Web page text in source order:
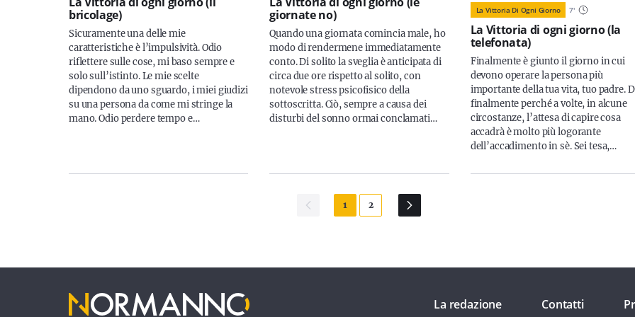
bricolage)
Sicuramente una delle mie
caratteristiche è l’impulsività. Odio
riflettere sulle cose, mi baso sempre e
solo sull’istinto. Le mie scelte
dipendono da uno sguardo, i miei giudizi
su una persona da come mi stringe la
mano. Odio perdere tempo e…
giornate no)
Quando una giornata comincia male, ho
modo di rendermene immediatamente
conto. Di solito la sveglia è anticipata di
circa due ore rispetto al solito, con
notevole stress psicofisico della
sottoscritta. Ciò, sempre a causa dei
disturbi del sonno ormai conclamati…
La Vittoria Di Ogni Giorno 7'
La Vittoria di ogni giorno (la
telefonata)
Finalmente è giunto il giorno in cui
devono operare la persona più
importante della tua vita, tuo padre.
finalmente perché a volte, in alcune
circostanze, l’attesa di capire cosa
accadrà è molto più logorante
dell’accadimento in sè. Sei tesa,…
1 2
La redazione Contatti